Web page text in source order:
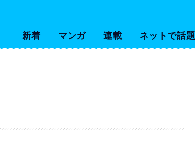
新着 マンガ 連載 ネットで話題